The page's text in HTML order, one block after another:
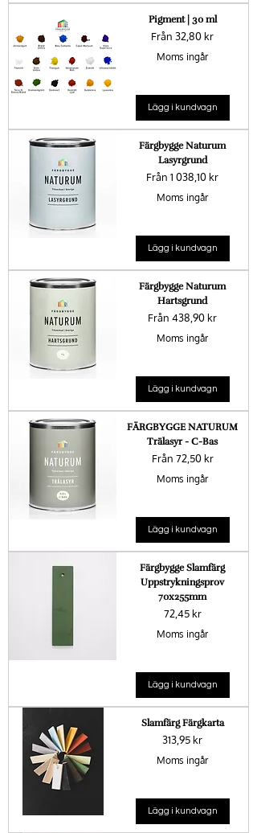
Pigment | 30 ml
Från32,80 kr
Reapris
Moms ingår
Lägg i kundvagn
Färgbygge Naturum
Lasyrgrund
Från1 038,10 kr
Reapris
Moms ingår
Lägg i kundvagn
Färgbygge Naturum
Hartsgrund
Från438,90 kr
Reapris
Moms ingår
Lägg i kundvagn
FÄRGBYGGE NATURUM
Trälasyr - C-Bas
Från 72,50 kr
Reapris
Moms ingår
Lägg i kundvagn
Färgbygge Slamfärg
Uppstrykningsprov
70x255mm
Pris
72,45 kr
Moms ingår
Lägg i kundvagn
Slamfärg Färgkarta
Pris
313,95 kr
Moms ingår
Lägg i kundvagn